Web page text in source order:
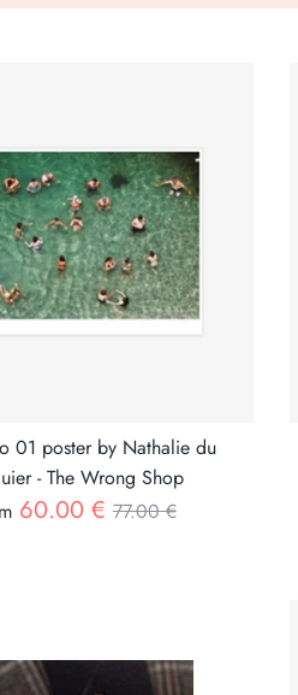
où il montre le contraste entre
01 poster by Nathalie du
- The Wrong Shop
60.00 €Regular
77.00 €